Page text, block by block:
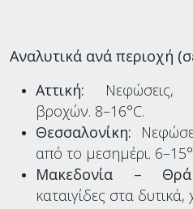
Αναλυτικά ανά περιοχή
Αττική: Νεφώσεις,
βροχών. 8–16°C.
Θεσσαλονίκη:
από το μεσημέρι.
Μακεδονία –
καταιγίδες στα δυτικά,